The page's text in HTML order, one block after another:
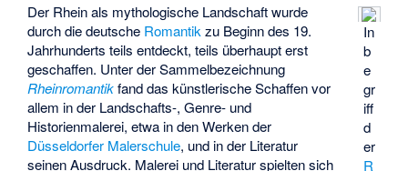
In
b
e
gr
iff
d
er
R
Der Rhein als mythologische Landschaft wurde
durch die deutsche Romantik zu Beginn des 19.
Jahrhunderts teils entdeckt, teils überhaupt erst
geschaffen. Unter der Sammelbezeichnung
Rheinromantikfand das künstlerische Schaffen vor
allem in der Landschafts-, Genre- und
Historienmalerei, etwa in den Werken der
Düsseldorfer Malerschule, und in der Literatur
seinen Ausdruck. Malerei und Literatur spielten sich